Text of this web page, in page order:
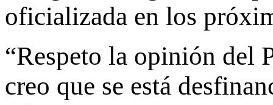
oficializada en los
“Respeto la opinión del
creo que se está